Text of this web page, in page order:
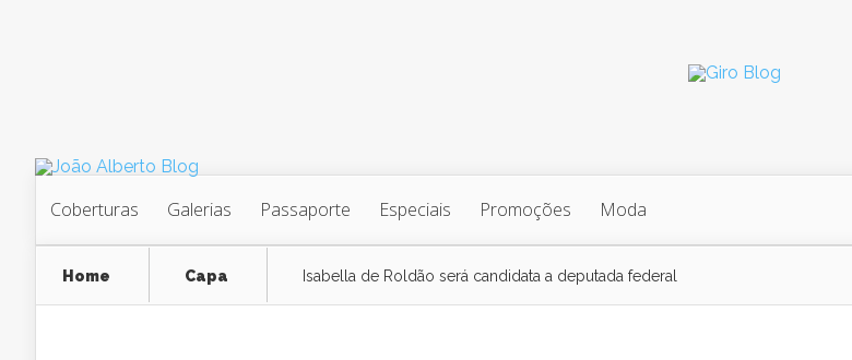
Coberturas Galerias Passaporte Especiais Promoções Moda
Home Capa Isabella de Roldão será candidata a deputada federal